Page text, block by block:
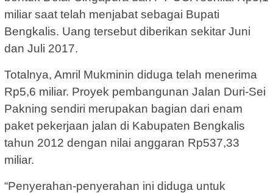
miliar saat telah menjabat sebagai Bupati
Bengkalis. Uang tersebut diberikan sekitar Juni
dan Juli 2017.
Totalnya, Amril Mukminin diduga telah menerima
Rp5,6 miliar. Proyek pembangunan Jalan Duri-Sei
Pakning sendiri merupakan bagian dari enam
paket pekerjaan jalan di Kabupaten Bengkalis
tahun 2012 dengan nilai anggaran Rp537,33
miliar.
“Penyerahan-penyerahan ini diduga untuk